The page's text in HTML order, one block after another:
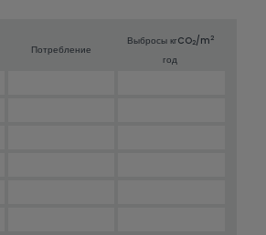
Потребление
Выбросы кгCO2/m2
год